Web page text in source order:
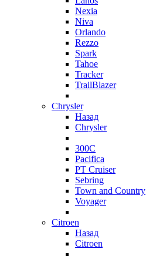
Nexia
Niva
Orlando
Rezzo
Spark
Tahoe
Tracker
TrailBlazer
Chrysler
Назад
Chrysler
300C
Pacifica
PT Cruiser
Sebring
Town and Country
Voyager
Citroen
Назад
Citroen